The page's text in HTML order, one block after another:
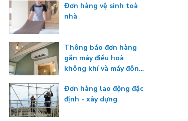
Đơn hàng vệ sinh toà
nhà
Thông báo đơn hàng
gắn máy điều hoà
không khí và máy đông
Đơn hàng lao động đặc
định - xây dựng